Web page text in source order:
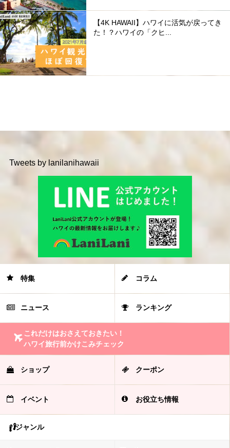
【4K HAWAII】ハワイに活気が戻ってき
た！？ハワイの「クヒ...
Tweets by lanilanihawaii
特集 コラム
ニュース ランキング
これだけはおさえておきたい！
ハワイ旅行前かけこみチェック
ショップ クーポン
イベント お役立ち情報
ジャンル